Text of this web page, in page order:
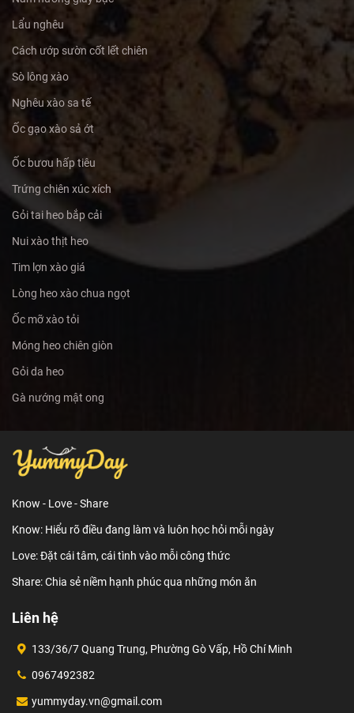
Lẩu nghêu
Cách ướp sườn cốt lết chiên
Sò lông xào
Nghêu xào sa tế
Ốc gạo xào sả ớt
Ốc bươu hấp tiêu
Trứng chiên xúc xích
Gỏi tai heo bắp cải
Nui xào thịt heo
Tim lợn xào giá
Lòng heo xào chua ngọt
Ốc mỡ xào tỏi
Móng heo chiên giòn
Gỏi da heo
Gà nướng mật ong
Know - Love - Share
Know: Hiểu rõ điều đang làm và luôn học hỏi mỗi ngày
Love: Đặt cái tâm, cái tình vào mỗi công thức
Share: Chia sẻ niềm hạnh phúc qua những món ăn
Liên hệ
133/36/7 Quang Trung, Phường Gò Vấp, Hồ Chí Minh
0967492382
yummyday.vn@gmail.com